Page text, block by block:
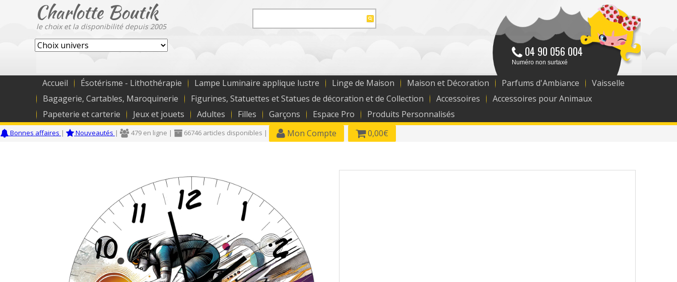
04 90 056 004
Numéro non surtaxé
Charlotte Boutik
le choix et la disponibilité depuis 2005
Accueil Ésotérisme - Lithothérapie Lampe Luminaire applique lustre Linge de Maison Maison et Décoration Parfums d'Ambiance
Vaisselle
Bagagerie, Cartables, Maroquinerie
Figurines, Statuettes et Statues de décoration et de Collection Accessoires
Accessoires pour Animaux
Papeterie et carterie
Jeux et jouets Adultes Filles Garçons Espace Pro Produits Personnalisés
Bonnes affaires | Nouveautés | 479 en ligne | 66746 articles disponibles | Mon Compte 0,00€